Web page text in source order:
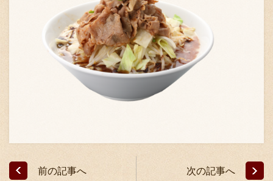
前の記事へ 次の記事へ